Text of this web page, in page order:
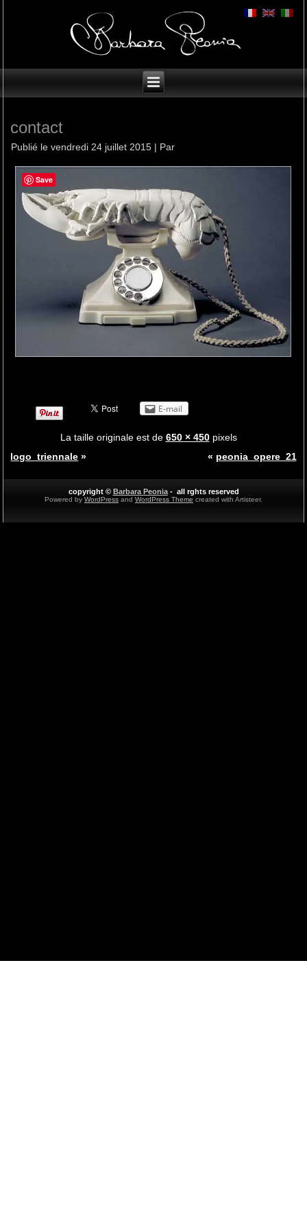
contact
Publié le vendredi 24 juillet 2015 | Par
E-mail
La taille originale est de 650 × 450pixels
logo_triennale » « peonia_opere_21
copyright © Barbara Peonia- all rghts reserved
Powered by WordPress and WordPress Theme created with Artisteer.
Save